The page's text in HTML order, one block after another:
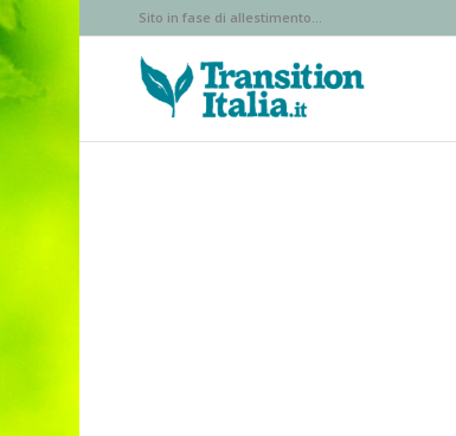
Sito in fase di allestimento...